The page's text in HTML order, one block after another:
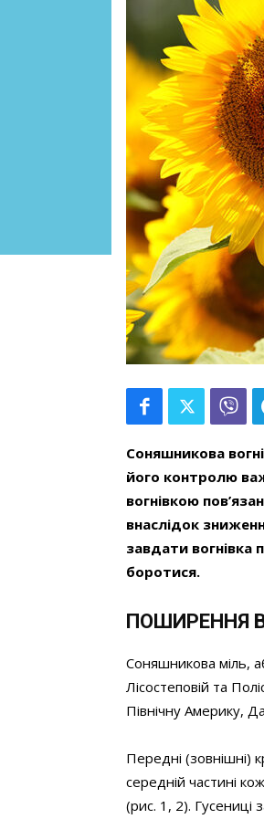
Соняшникова
його контролю
вогнівкою
внаслідок
завдати вогнівка
боротися.
ПОШИРЕННЯ
Соняшникова міль,
Лісостеповій та
Північну Америку,
Передні (зовнішні)
середній частині
(рис. 1, 2).